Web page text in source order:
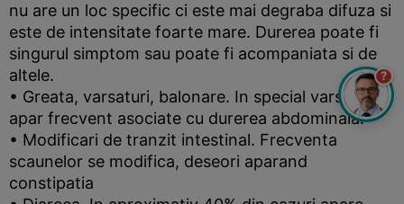
nu are un loc specific ci este mai degraba difuza si
este de intensitate foarte mare. Durerea poate fi
singurul simptom sau poate fi acompaniata si de
altele.
• Greata, varsaturi, balonare. In special varsaturile
apar frecvent asociate cu durerea abdominala.
• Modificari de tranzit intestinal. Frecventa
scaunelor se modifica, deseori aparand
constipatia
?